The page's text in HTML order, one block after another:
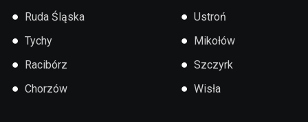
● Ruda Śląska
● Tychy
● Racibórz
● Chorzów
● Ustroń
● Mikołów
● Szczyrk
● Wisła